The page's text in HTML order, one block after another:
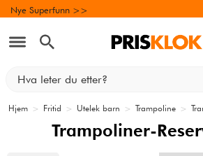
Nye Superfunn >>
Hjem > Fritid > Utelek barn > Trampoline >
Trampoliner-